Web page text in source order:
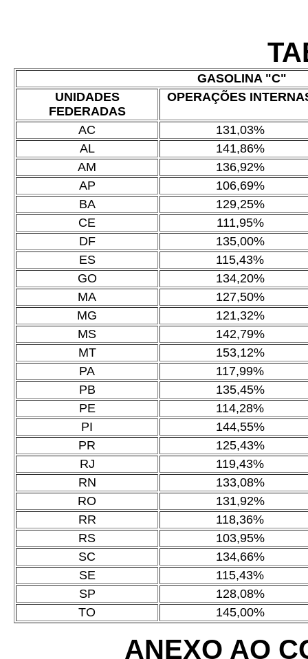
GASOLINA "C"
UNIDADES
FEDERADAS
OPERAÇÕES
AC
131,03%
AL
141,86%
AM
136,92%
AP
106,69%
BA
129,25%
CE
111,95%
DF
135,00%
ES
115,43%
GO
134,20%
MA
127,50%
MG
121,32%
MS
142,79%
MT
153,12%
PA
117,99%
PB
135,45%
PE
114,28%
PI
144,55%
PR
125,43%
RJ
119,43%
RN
133,08%
RO
131,92%
RR
118,36%
RS
103,95%
SC
134,66%
SE
115,43%
SP
128,08%
TO
145,00%
ANEXO AO